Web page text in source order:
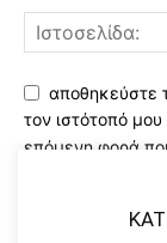
αποθηκεύστε
τον ιστότοπό
επόμενη φορά
αποθήκευση